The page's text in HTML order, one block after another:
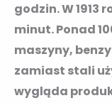
godzin. W 1913
minut. Ponad
maszyny,
zamiast stali
wygląda